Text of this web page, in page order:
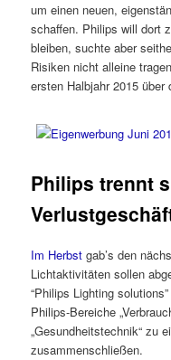
um einen neuen,
schaffen. Philips will dort
bleiben, suchte aber
Risiken nicht alleine
ersten Halbjahr 2015 über
Philips trennt
Im Herbst gab’s den
Lichtaktivitäten sollen
“Philips Lighting
Philips-Bereiche
„Gesundheitstechnik“ zu
zusammenschließen.